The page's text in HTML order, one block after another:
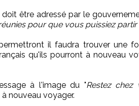
être adressé par le
pour que vous puissiez partir
il faudra trouver une
qu'ils pourront à nouveau
à l'image du "Restez chez
nouveau voyager.